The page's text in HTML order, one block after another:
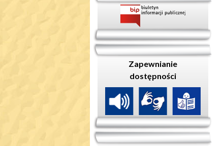
Zapewnianie
dostępności